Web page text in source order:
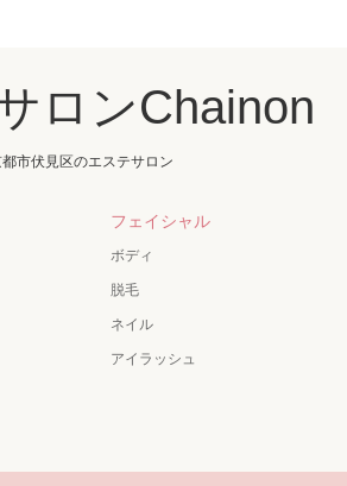
ロンChainon
市伏見区のエステサロン
フェイシャル
ボディ
脱毛
ネイル
アイラッシュ